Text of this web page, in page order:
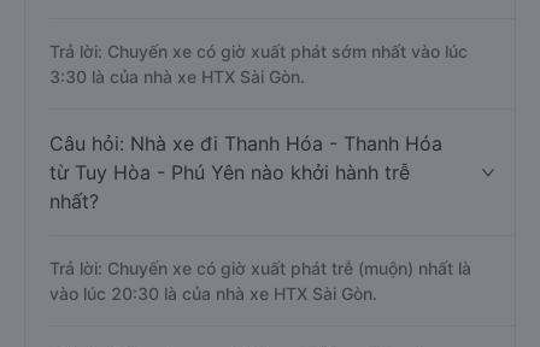
Trả lời: Chuyến xe có giờ xuất phát sớm nhất vào lúc
3:30 là của nhà xe HTX Sài Gòn.
Câu hỏi: Nhà xe đi Thanh Hóa - Thanh Hóa
từ Tuy Hòa - Phú Yên nào khởi hành trễ
nhất?
Trả lời: Chuyến xe có giờ xuất phát trễ (muộn) nhất là
vào lúc 20:30 là của nhà xe HTX Sài Gòn.